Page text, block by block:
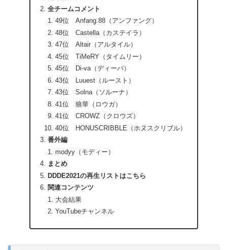
全チームコメント
49位 Anfang.88（アンファング）
48位 Castella（カステイラ）
47位 Altair（アルタイル）
45位 TiMeRY（タイムリー）
45位 Di-va（ディーバ）
43位 Luuest（ルースト）
43位 Solna（ソルーナ）
41位 狼華（ロウガ）
41位 CROWZ（クロウズ）
40位 HONUSCRIBBLE（ホヌスクリブル）
番外編
modyy（モディー）
まとめ
DDDE2021の再生リストはこちら
関連コンテンツ
大会結果
YouTubeチャンネル